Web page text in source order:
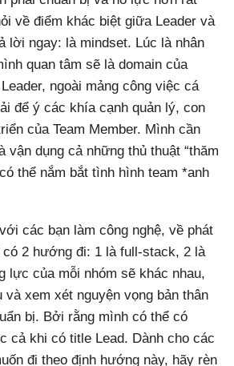
về điểm khác biệt giữa Leader và
lời ngay: là mindset. Lúc là nhân
quan tâm sẽ là domain của
ngoài mảng công việc cá
để ý các khía cạnh quản lý, con
của Team Member. Mình cần
vận dụng cả những thủ thuật “thăm
thể nắm bắt tình hình team *anh
các bạn làm công nghệ, về phát
2 hướng đi: 1 là full-stack, 2 là
lực của mỗi nhóm sẽ khác nhau,
và xem xét nguyện vọng bản thân
bị. Bởi rằng mình có thể có
cả khi có title Lead. Dành cho các
đi theo định hướng này, hãy rèn